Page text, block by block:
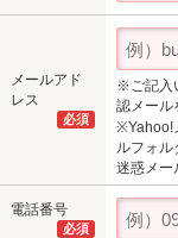
メールアド
レス
必須
※ご記入
認メール
※Yahoo!
ルフォル
迷惑メー
電話番号
必須